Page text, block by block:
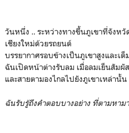
วันหนึ่ง .. ระหว่างทางขึ้นภูเขาที่จังห
เชียงใหม่ด้วยรถยนต์
บรรยากาศรอบข้างเป็นภูเขาสูงและเ
ฉันเปิดหน้าต่างรับลม เมื่อลมเย็นสัมผั
และสายตามองไกลไปยังภูเขาเหล่านั้น
ฉันรับรู้ถึงคำตอบบางอย่าง ที่ตามหาม